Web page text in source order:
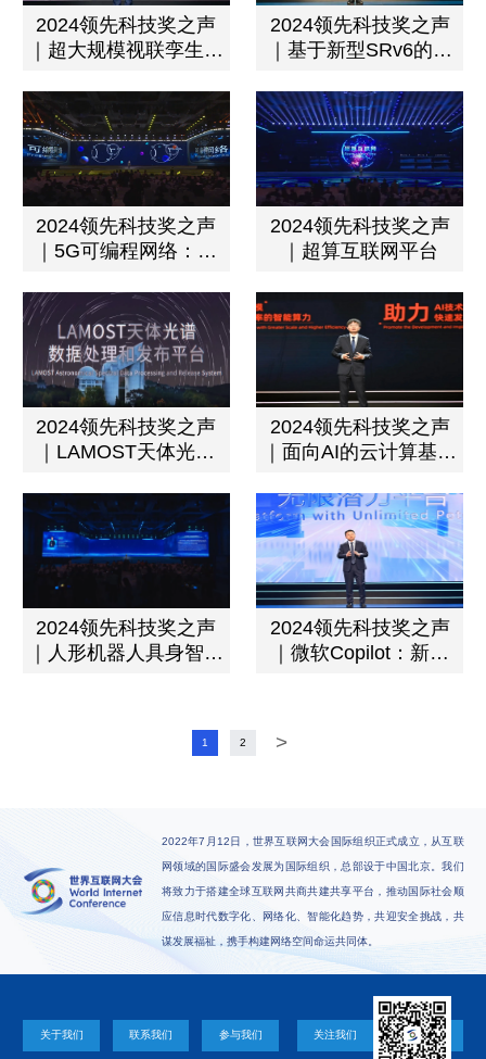
2024领先科技奖之声
｜超大规模视联孪生平
2024领先科技奖之声
｜基于新型SRv6的新
新
2024领先科技奖之声
｜5G可编程网络：为
2024领先科技奖之声
｜超算互联网平台
2024领先科技奖之声
｜LAMOST天体光谱
2024领先科技奖之声
｜面向AI的云计算基础
2024领先科技奖之声
｜人形机器人具身智能
2024领先科技奖之声
｜微软Copilot：新一
1 2 >
2022年7月12日，世界互联网大会国际组织正式成立，从互联
网领域的国际盛会发展为国际组织，总部设于中国北京。我们
将致力于搭建全球互联网共商共建共享平台，推动国际社会顺
应信息时代数字化、网络化、智能化趋势，共迎安全挑战，共
谋发展福祉，携手构建网络空间命运共同体。
关于我们 联系我们 参与我们 关注我们